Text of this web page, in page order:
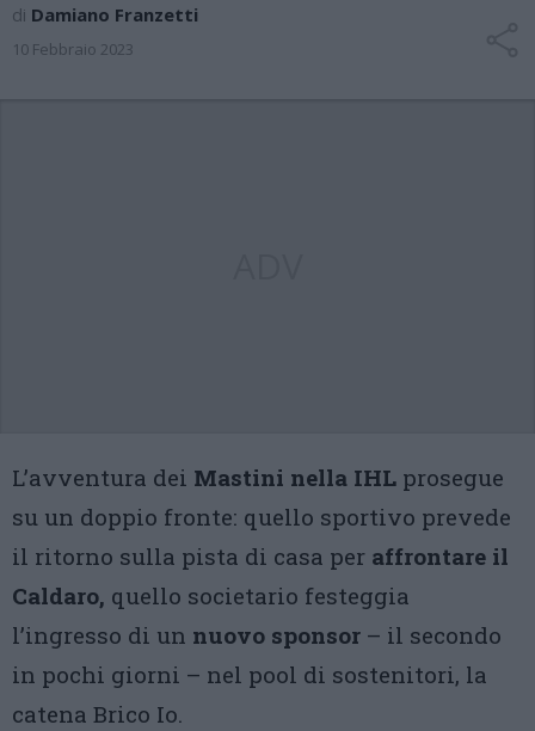
di Damiano Franzetti
10 Febbraio 2023
L’avventura dei Mastini nella IHL prosegue
su un doppio fronte: quello sportivo prevede
il ritorno sulla pista di casa per affrontare il
Caldaro, quello societario festeggia
l’ingresso di un nuovo sponsor – il secondo
in pochi giorni – nel pool di sostenitori, la
catena Brico Io.